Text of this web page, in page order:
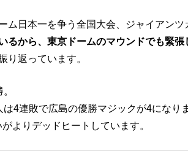
ム日本一を争う全国大会、ジャイアンツ
るから、東京ドームのマウンドでも緊張
り返っています。
4連敗で広島の優勝マジックが4になり
よりデッドヒートしています。